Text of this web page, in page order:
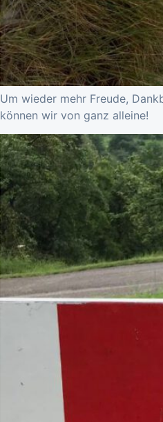
Um wieder mehr Freude,
können wir von ganz alleine!